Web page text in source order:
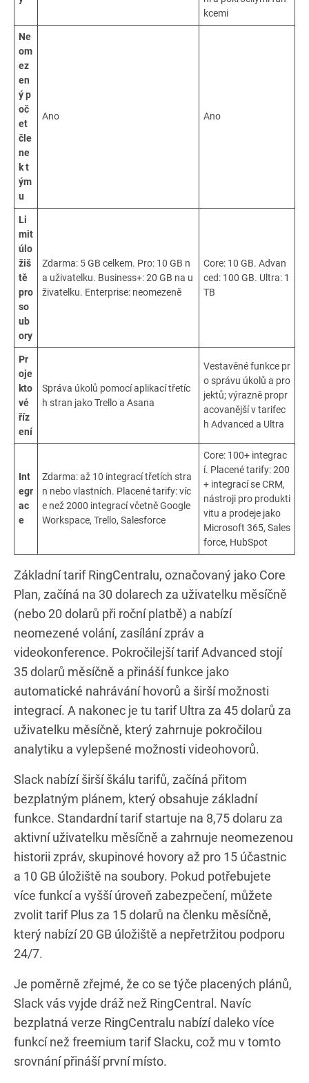
kcemi
Ne
om
ez
en
ý p
oč
et
čle
ne
k t
ým
u
Ano Ano
Li
mit
úlo
žiš
tě
pro
so
ub
ory
Zdarma: 5 GB celkem. Pro: 10 GB n
a uživatelku. Business+: 20 GB na u
živatelku. Enterprise: neomezeně
Core: 10 GB. Advan
ced: 100 GB. Ultra: 1
TB
Pr
oje
kto
vé
říz
ení
Správa úkolů pomocí aplikací třetíc
h stran jako Trello a Asana
Vestavěné funkce pr
o správu úkolů a pro
jektů; výrazně propr
acovanější v tarifec
h Advanced a Ultra
Int
egr
ac
e
Zdarma: až 10 integrací třetích stra
n nebo vlastních. Placené tarify: víc
e než 2000 integrací včetně Google
Workspace, Trello, Salesforce
Core: 100+ integrac
í. Placené tarify: 200
+ integrací se CRM,
nástroji pro produkti
vitu a prodeje jako
Microsoft 365, Sales
force, HubSpot
Základní tarif RingCentralu, označovaný jako Core
Plan, začíná na 30 dolarech za uživatelku měsíčně
(nebo 20 dolarů při roční platbě) a nabízí
neomezené volání, zasílání zpráv a
videokonference. Pokročilejší tarif Advanced stojí
35 dolarů měsíčně a přináší funkce jako
automatické nahrávání hovorů a širší možnosti
integrací. A nakonec je tu tarif Ultra za 45 dolarů za
uživatelku měsíčně, který zahrnuje pokročilou
analytiku a vylepšené možnosti videohovorů.
Slack nabízí širší škálu tarifů, začíná přitom
bezplatným plánem, který obsahuje základní
funkce. Standardní tarif startuje na 8,75 dolaru za
aktivní uživatelku měsíčně a zahrnuje neomezenou
historii zpráv, skupinové hovory až pro 15 účastnic
a 10 GB úložiště na soubory. Pokud potřebujete
více funkcí a vyšší úroveň zabezpečení, můžete
zvolit tarif Plus za 15 dolarů na členku měsíčně,
který nabízí 20 GB úložiště a nepřetržitou podporu
24/7.
Je poměrně zřejmé, že co se týče placených plánů,
Slack vás vyjde dráž než RingCentral. Navíc
bezplatná verze RingCentralu nabízí daleko více
funkcí než freemium tarif Slacku, což mu v tomto
srovnání přináší první místo.